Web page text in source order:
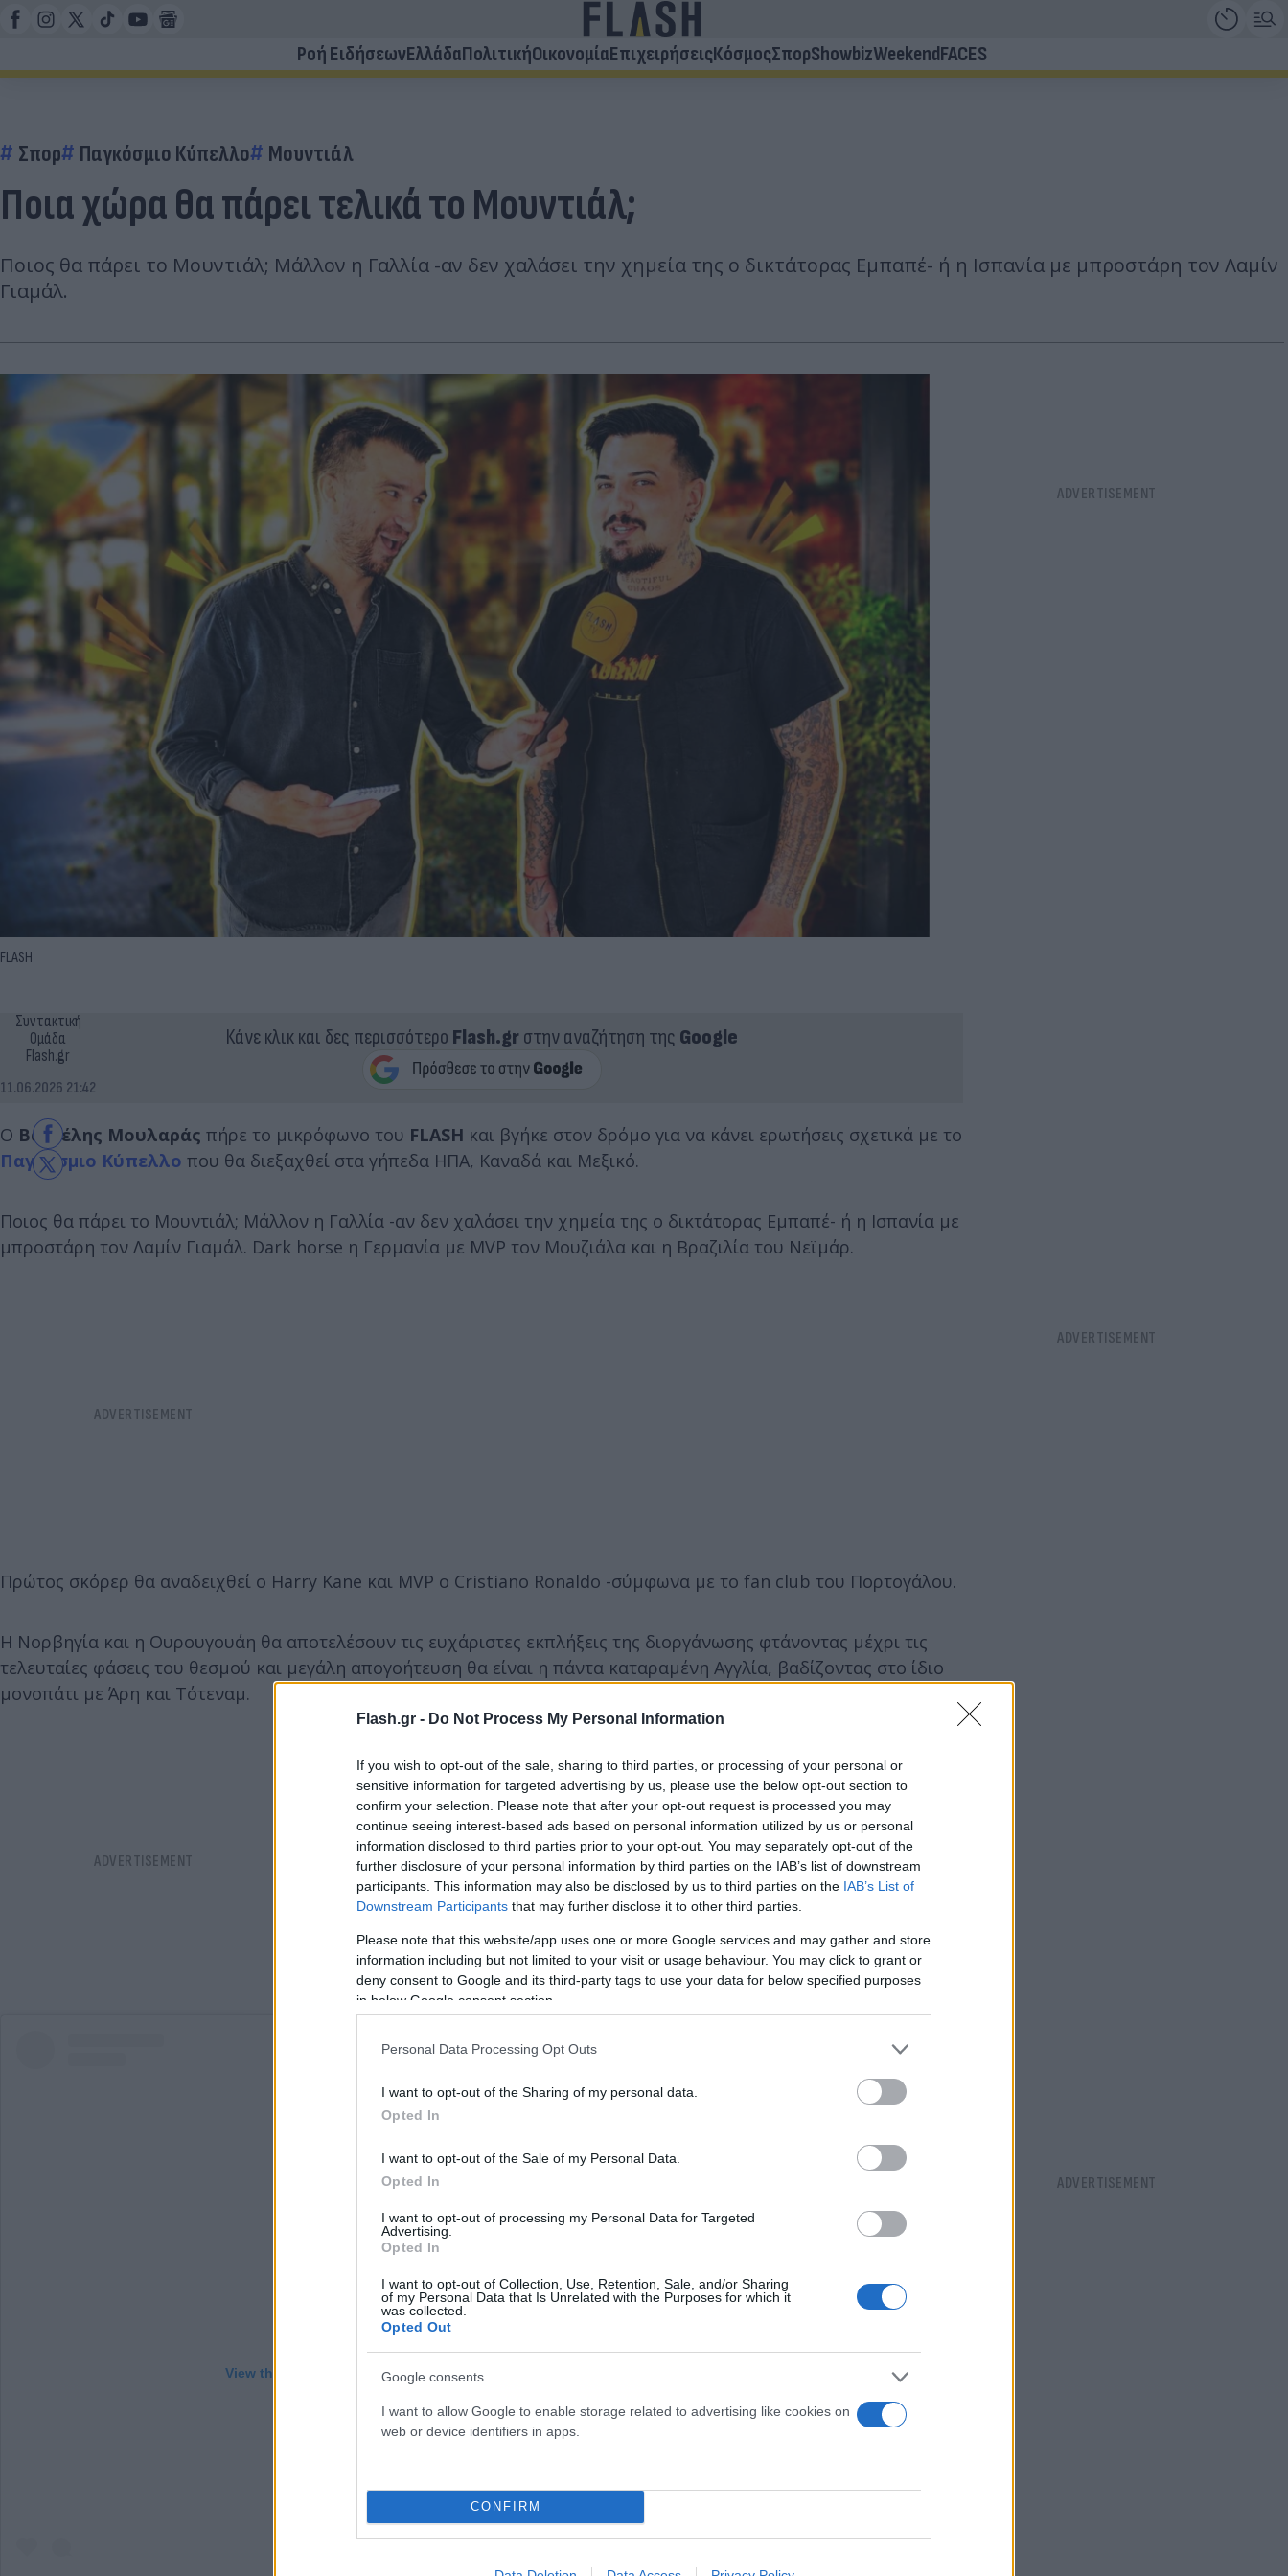
Flash.gr - Do Not Process My Personal Information
If you wish to opt-out of the sale, sharing to third parties, or processing of your personal or
sensitive information for targeted advertising by us, please use the below opt-out section to
confirm your selection. Please note that after your opt-out request is processed you may
continue seeing interest-based ads based on personal information utilized by us or personal
information disclosed to third parties prior to your opt-out. You may separately opt-out of the
further disclosure of your personal information by third parties on the IAB’s list of downstream
participants. This information may also be disclosed by us to third parties on the IAB’s List of
Downstream Participants that may further disclose it to other third parties.
Please note that this website/app uses one or more Google services and may gather and store
information including but not limited to your visit or usage behaviour. You may click to grant or
deny consent to Google and its third-party tags to use your data for below specified purposes
in below Google consent section.
Personal Data Processing Opt Outs
I want to opt-out of the Sharing of my personal data.
Opted In
I want to opt-out of the Sale of my Personal Data.
Opted In
I want to opt-out of processing my Personal Data for Targeted
Advertising.
Opted In
I want to opt-out of Collection, Use, Retention, Sale, and/or Sharing
of my Personal Data that Is Unrelated with the Purposes for which it
was collected.
Opted Out
Google consents
I want to allow Google to enable storage related to advertising like cookies on
web or device identifiers in apps.
CONFIRM
Ροή ΕιδήσεωνΕλλάδαΠολιτικήΟικονομίαΕπιχειρήσειςΚόσμοςΣπορShowbizWeekendFACES
Σπορ Παγκόσμιο Κύπελλο Μουντιάλ
Ποια χώρα θα πάρει τελικά το Μουντιάλ;
Ποιος θα πάρει το Μουντιάλ; Μάλλον η Γαλλία -αν δεν χαλάσει την χημεία της ο δικτάτορας Εμπαπέ- ή η Ισπανία με μπροστάρη τον Λαμίν
Γιαμάλ.
FLASH
Συντακτική
Ομάδα
Flash.gr
11.06.2026 21:42
Κάνε κλικ και δες περισσότερο Flash.grστην αναζήτηση της Google
O Βαγγέλης Μουλαράς πήρε το μικρόφωνο του FLASH και βγήκε στον δρόμο για να κάνει ερωτήσεις σχετικά με το
Παγκόσμιο Κύπελλο που θα διεξαχθεί στα γήπεδα ΗΠΑ, Καναδά και Μεξικό.
Ποιος θα πάρει το Μουντιάλ; Μάλλον η Γαλλία -αν δεν χαλάσει την χημεία της ο δικτάτορας Εμπαπέ- ή η Ισπανία με
μπροστάρη τον Λαμίν Γιαμάλ. Dark horse η Γερμανία με MVP τον Μουζιάλα και η Βραζιλία του Νεϊμάρ.
Πρώτος σκόρερ θα αναδειχθεί ο Harry Kane και MVP o Cristiano Ronaldo -σύμφωνα με το fan club του Πορτογάλου.
Η Νορβηγία και η Ουρουγουάη θα αποτελέσουν τις ευχάριστες εκπλήξεις της διοργάνωσης φτάνοντας μέχρι τις
τελευταίες φάσεις του θεσμού και μεγάλη απογοήτευση θα είναι η πάντα καταραμένη Αγγλία, βαδίζοντας στο ίδιο
μονοπάτι με Άρη και Τότεναμ.
View this post on Instagram